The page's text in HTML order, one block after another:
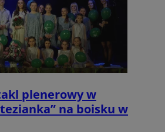
plenerowy w
na boisku w